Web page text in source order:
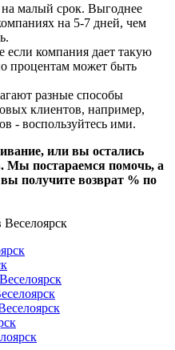
малый срок. Выгоднее
на 5-7 дней, чем
если компания дает такую
процентам может быть
разные способы
клиентов, например,
- воспользуйтесь ими.
или вы остались
Мы постараемся помочь, а
получите возврат % по